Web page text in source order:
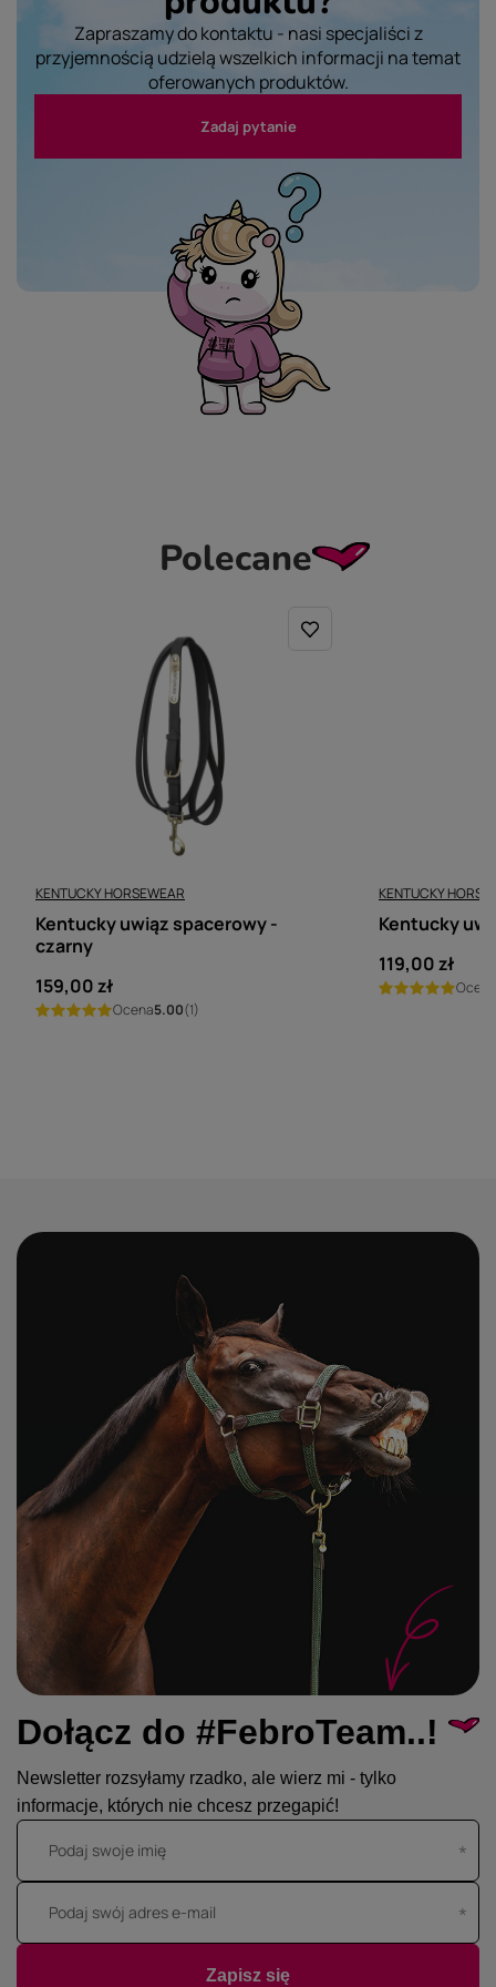
Zapraszamy do kontaktu - nasi specjaliści z
przyjemnością udzielą wszelkich informacji na temat
oferowanych produktów.
Zadaj pytanie
Polecane
KENTUCKY HORSEWEAR
Kentucky uwiąz spacerowy -
czarny
159,00 zł
Ocena5.00(1)
KENTUCKY
Kentucky
119,00 zł
Ocena
Dołącz do #FebroTeam..!
Newsletter rozsyłamy rzadko, ale wierz mi - tylko
informacje, których nie chcesz przegapić!
Podaj swoje imię
Podaj swój adres e-mail
Zapisz się